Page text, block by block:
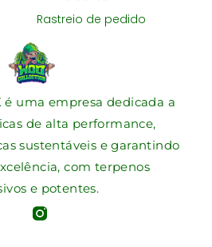
é uma empresa dedicada a
de alta performance,
sustentáveis e garantindo
com terpenos
e potentes.
Rastreio de pedido